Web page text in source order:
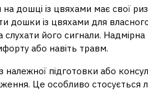
дошці із цвяхами має свої
дошки із цвяхами для
слухати його сигнали.
або навіть травм.
належної підготовки або
Це особливо стосується